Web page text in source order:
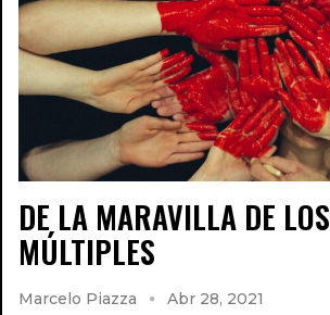
DE LA MARAVILLA DE
MÚLTIPLES
Marcelo Piazza
Abr 28, 2021